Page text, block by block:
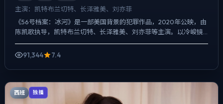
主演： 凯特·布兰切特、长泽雅美、刘亦菲
《56号档案：冰河》是一部美国背景的犯罪作品，2020年公映，由
陈凯歌执导，凯特·布兰切特、长泽雅美、刘亦菲等主演。以冷峻镜
91,344
7.4
西班 独播